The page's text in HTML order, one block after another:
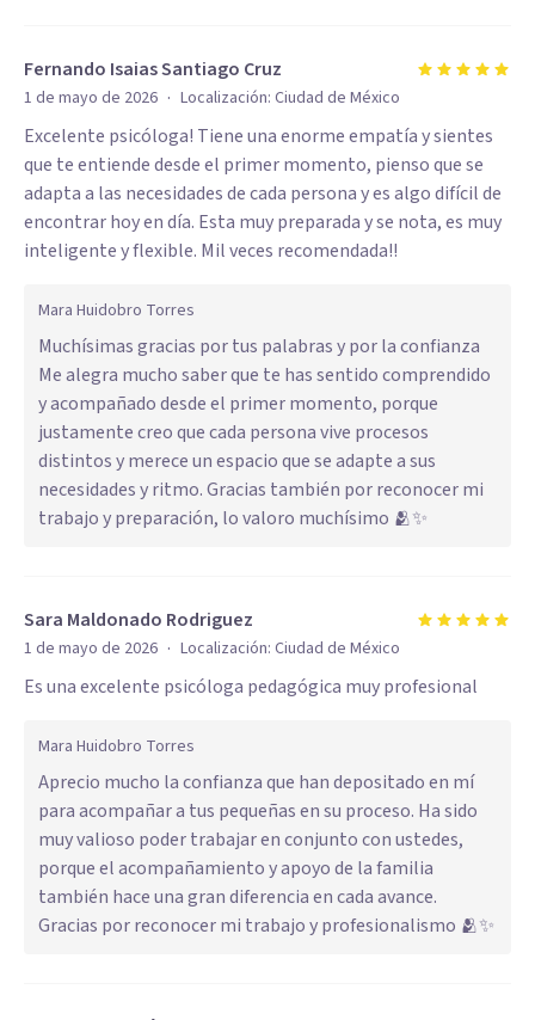
Fernando Isaias Santiago Cruz
1 de mayo de 2026 · Localización: Ciudad de México
Excelente psicóloga! Tiene una enorme empatía y sientes
que te entiende desde el primer momento, pienso que se
adapta a las necesidades de cada persona y es algo difícil de
encontrar hoy en día. Esta muy preparada y se nota, es muy
inteligente y flexible. Mil veces recomendada!!
Mara Huidobro Torres
Muchísimas gracias por tus palabras y por la confianza
Me alegra mucho saber que te has sentido comprendido
y acompañado desde el primer momento, porque
justamente creo que cada persona vive procesos
distintos y merece un espacio que se adapte a sus
necesidades y ritmo. Gracias también por reconocer mi
trabajo y preparación, lo valoro muchísimo 🫂✨
Sara Maldonado Rodriguez
1 de mayo de 2026 · Localización: Ciudad de México
Es una excelente psicóloga pedagógica muy profesional
Mara Huidobro Torres
Aprecio mucho la confianza que han depositado en mí
para acompañar a tus pequeñas en su proceso. Ha sido
muy valioso poder trabajar en conjunto con ustedes,
porque el acompañamiento y apoyo de la familia
también hace una gran diferencia en cada avance.
Gracias por reconocer mi trabajo y profesionalismo 🫂✨